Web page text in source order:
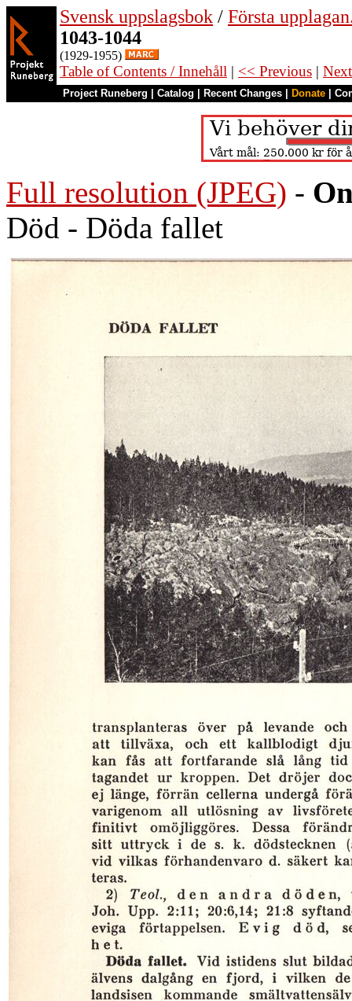
Svensk uppslagsbok / Första
1043-1044
(1929-1955)
Table of Contents / Innehåll | << Previous |
Project Runeberg Catalog Recent Changes Donate
Full resolution (JPEG) -
Död - Döda fallet